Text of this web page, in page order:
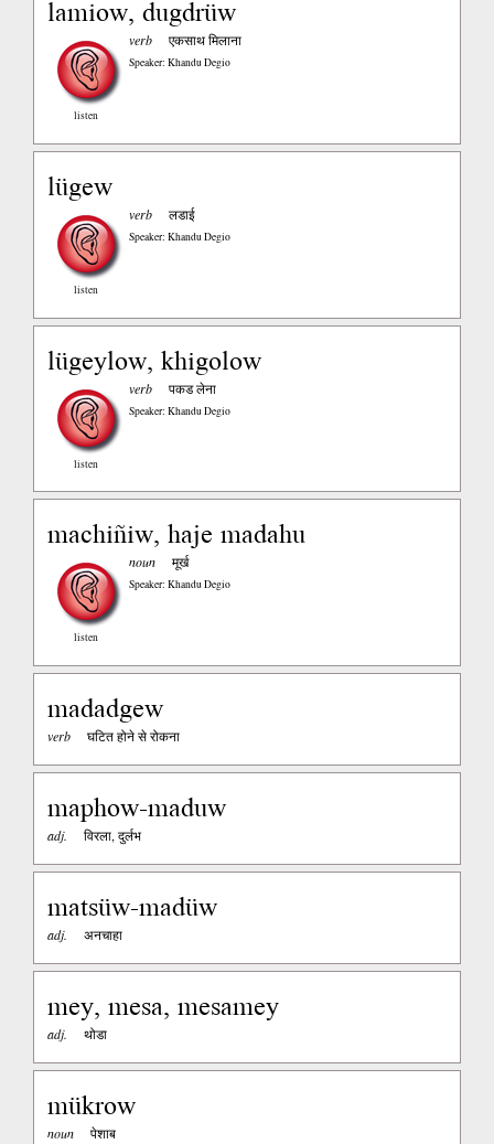
lamiow, dugdrüw
listen
verb एकसाथ मिलाना
Speaker: Khandu Degio
lügew
listen
verb लडाई
Speaker: Khandu Degio
lügeylow, khigolow
listen
verb पकड लेना
Speaker: Khandu Degio
machiñiw, haje madahu
listen
noun मूर्ख
Speaker: Khandu Degio
madadgew
verb घटित होने से रोकना
maphow-maduw
adj. विरला, दुर्लभ
matsüw-madüw
adj. अनचाहा
mey, mesa, mesamey
adj. थोडा
mükrow
noun पेशाब